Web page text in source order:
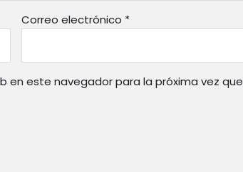
Correo electrónico *
en este navegador para la próxima vez que